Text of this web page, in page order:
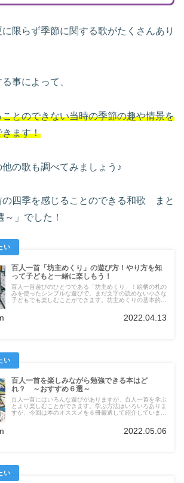
限らず季節に関する歌がたくさんあり
事によって、
とのできない当時の季節の趣や情景を
きます！
の歌も調べてみましょう♪
の四季を感じることのできる和歌 まと
」でした！
百人一首「坊主めくり」の遊び方！やり方を知
って子どもと一緒に楽しもう！
百人一首遊びのひとつである「坊主めくり」！絵柄の札の
みを使ったシンプルな遊びで、まだ文字の読めない小さな
子どもでも楽しむことができます。坊主めくりの基本的な
2022.04.13
百人一首を楽しみながら勉強できる本はど
れ？ ～おすすめ６選～
百人一首にはいろんな遊びがありますが、百人一首を学ぶ
とより楽しむことができます。学ぶ方法はいろいろありま
すが、今回は本のオススメを６冊厳選して紹介していま
2022.05.06